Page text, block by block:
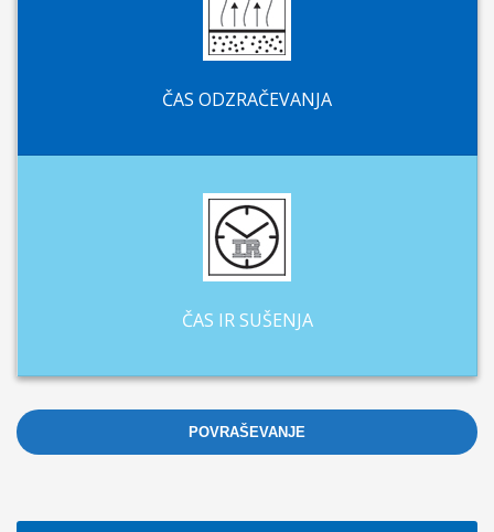
ČAS ODZRAČEVANJA
ČAS IR SUŠENJA
POVRAŠEVANJE